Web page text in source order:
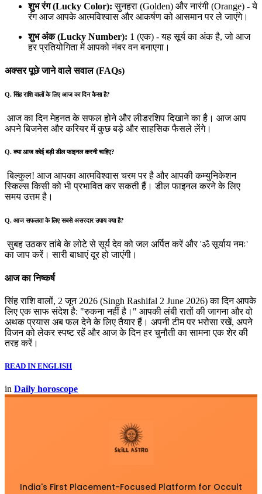
शुभ रंग (Lucky Color): सुनहरा (Golden) और नारंगी (Orange) - ये
रंग आज आपके आत्मविश्वास और आकर्षण को आसमान पर ले जाएंगे।
शुभ अंक (Lucky Number): 1 (एक) - यह सूर्य का अंक है, जो आज
हर प्रतियोगिता में आपको नंबर वन बनाएगा।
अक्सर पूछे जाने वाले सवाल (FAQs)
Q. सिंह राशि वालों के लिए आज का दिन कैसा है?
आज का दिन मेहनत के सफल होने और लीडरशिप दिखाने का है। आज आप
अपने बिजनेस और करियर में कुछ बड़े और साहसिक फैसले लेंगे।
Q. क्या आज कोई बड़ी डील फाइनल करनी चाहिए?
बिल्कुल! आज आपका आत्मविश्वास चरम पर है और आपकी कम्युनिकेशन
स्किल्स किसी को भी प्रभावित कर सकती हैं। डील फाइनल करने के लिए
समय उत्तम है।
Q. आज सफलता के लिए सबसे असरदार उपाय क्या है?
सुबह उठकर तांबे के लोटे से सूर्य देव को जल अर्पित करें और 'ॐ सूर्याय नमः'
का जाप करें। सारी बाधाएं दूर हो जाएंगी।
आज का निष्कर्ष
सिंह राशि वालों, 2 जून 2026 (Singh Rashifal 2 June 2026) का दिन आपके
लिए एक साफ संदेश है: "रुकना नहीं है।" आपकी लंबी रातों की जागना और वो
अथक प्रयास अब फल देने के लिए तैयार हैं। अपनी टीम पर भरोसा रखें, अपने
विजन को लेकर स्पष्ट रहें और आज के दिन हर चुनौती का सामना एक शेर की
तरह करें।
READ IN ENGLISH
in Daily horoscope
India's First Placement-Focused Platform for Occult